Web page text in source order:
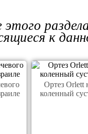
этого
к
Ортез Orlett
коленный